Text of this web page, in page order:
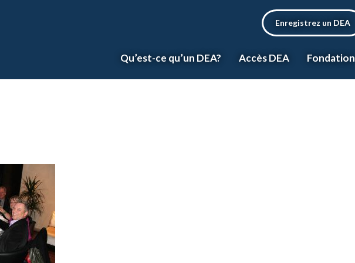
Enregistrez un DEA
Qu’est-ce qu’un DEA? Accès DEA Fondation